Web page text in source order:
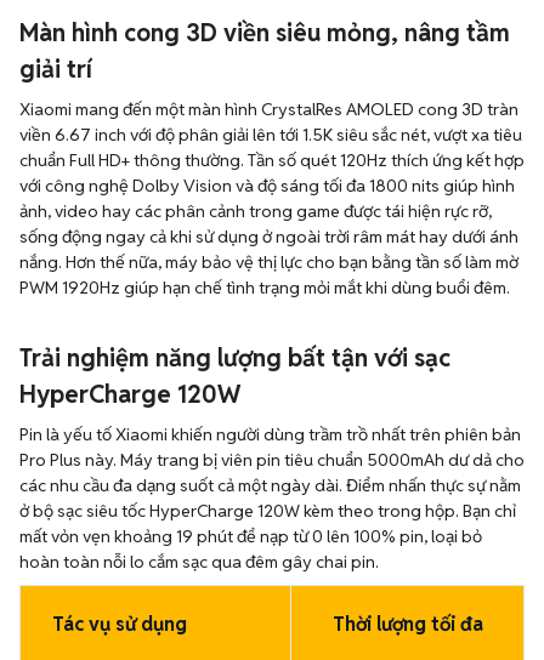
Màn hình cong 3D viền siêu mỏng, nâng tầm
giải trí
Xiaomi mang đến một màn hình CrystalRes AMOLED cong 3D tràn
viền 6.67 inch với độ phân giải lên tới 1.5K siêu sắc nét, vượt xa tiêu
chuẩn Full HD+ thông thường. Tần số quét 120Hz thích ứng kết hợp
với công nghệ Dolby Vision và độ sáng tối đa 1800 nits giúp hình
ảnh, video hay các phân cảnh trong game được tái hiện rực rỡ,
sống động ngay cả khi sử dụng ở ngoài trời râm mát hay dưới ánh
nắng. Hơn thế nữa, máy bảo vệ thị lực cho bạn bằng tần số làm mờ
PWM 1920Hz giúp hạn chế tình trạng mỏi mắt khi dùng buổi đêm.
Trải nghiệm năng lượng bất tận với sạc
HyperCharge 120W
Pin là yếu tố Xiaomi khiến người dùng trầm trồ nhất trên phiên bản
Pro Plus này. Máy trang bị viên pin tiêu chuẩn 5000mAh dư dả cho
các nhu cầu đa dạng suốt cả một ngày dài. Điểm nhấn thực sự nằm
ở bộ sạc siêu tốc HyperCharge 120W kèm theo trong hộp. Bạn chỉ
mất vỏn vẹn khoảng 19 phút để nạp từ 0 lên 100% pin, loại bỏ
hoàn toàn nỗi lo cắm sạc qua đêm gây chai pin.
Tác vụ sử dụng Thời lượng tối đa